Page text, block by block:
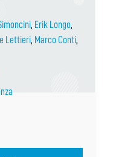
, Erik Longo,
Lettieri, Marco Conti,